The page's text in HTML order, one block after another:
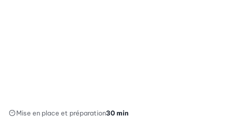
Mise en place et préparation30 min